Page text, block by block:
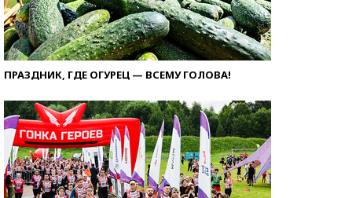
ПРАЗДНИК, ГДЕ ОГУРЕЦ — ВСЕМУ ГОЛОВА!